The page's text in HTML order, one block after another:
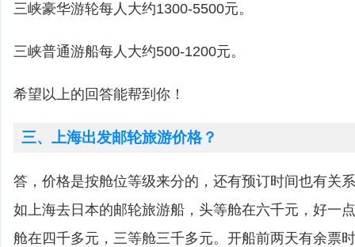
三峡豪华游轮每人大约1300-5500元。
三峡普通游船每人大约500-1200元。
希望以上的回答能帮到你！
三、上海出发邮轮旅游价格？
答，价格是按舱位等级来分的，还有预订时间也有关
如上海去日本的邮轮旅游船，头等舱在六千元，好一
舱在四千多元，三等舱三千多元。开船前两天有余票